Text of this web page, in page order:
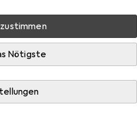
Nötigste
WIG 200 ST IGBT
Schutzhandschuhe,
und Zange.
Schutzbrille + Gesichtsschutz